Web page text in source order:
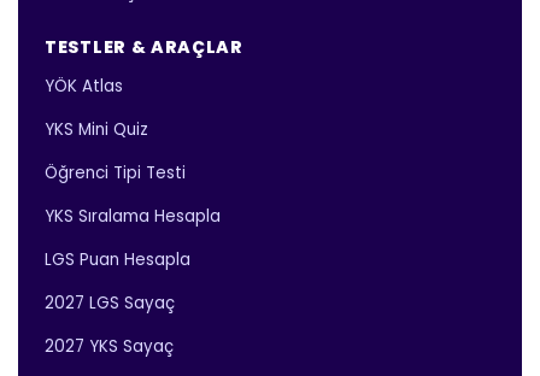
TESTLER & ARAÇLAR
YÖK Atlas
YKS Mini Quiz
Öğrenci Tipi Testi
YKS Sıralama Hesapla
LGS Puan Hesapla
2027 LGS Sayaç
2027 YKS Sayaç